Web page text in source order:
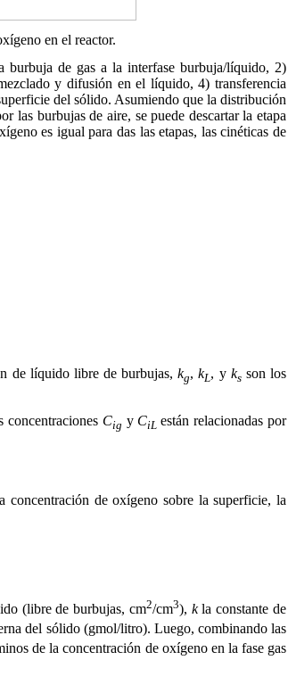
en el reactor.
burbuja de gas a la interfase burbuja/líquido, 2)
y difusión en el líquido, 4) transferencia
del sólido. Asumiendo que la distribución
las burbujas de aire, se puede descartar la etapa
es igual para das las etapas, las cinéticas de
de líquido libre de burbujas,kg,kL, y ksson los
concentraciones Cig y CiLestán relacionadas por
de oxígeno sobre la superficie, la
(libre de burbujas, cm2/cm3), kla constante de
del sólido (gmol/litro). Luego, combinando las
de la concentración de oxígeno en la fase gas